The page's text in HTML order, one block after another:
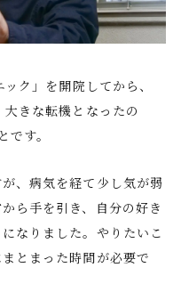
ク」を開院してから、
きな転機となったの
す。
、病気を経て少し気が弱
ら手を引き、自分の好き
なりました。やりたいこ
とまった時間が必要で